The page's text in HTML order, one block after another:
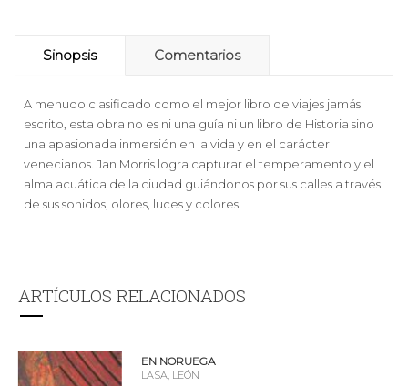
Sinopsis Comentarios
A menudo clasificado como el mejor libro de viajes jamás
escrito, esta obra no es ni una guía ni un libro de Historia sino
una apasionada inmersión en la vida y en el carácter
venecianos. Jan Morris logra capturar el temperamento y el
alma acuática de la ciudad guiándonos por sus calles a través
de sus sonidos, olores, luces y colores.
ARTÍCULOS RELACIONADOS
EN NORUEGA
LASA, LEÓN